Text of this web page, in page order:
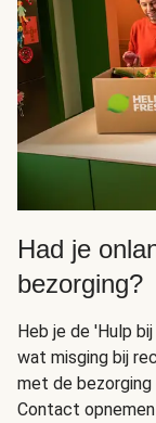
Had je
bezorging?
Heb je de 'Hulp
wat misging bij
met de bezorging
Contact